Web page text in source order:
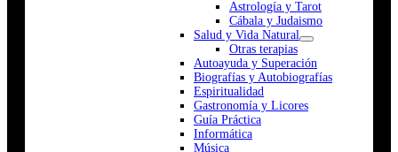
Astrología y Tarot
Cábala y Judaismo
Salud y Vida Natural
Otras terapias
Autoayuda y Superación
Biografías y Autobiografías
Espiritualidad
Gastronomía y Licores
Guía Práctica
Informática
Música